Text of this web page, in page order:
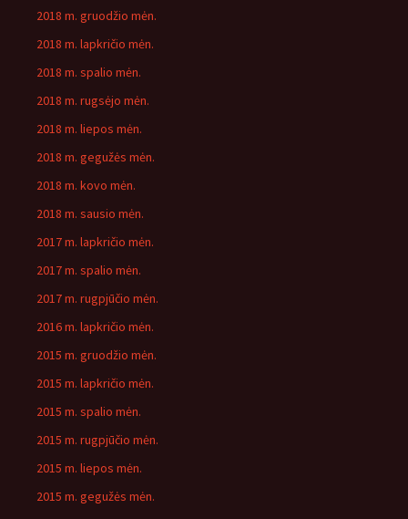
2018 m. gruodžio mėn.
2018 m. lapkričio mėn.
2018 m. spalio mėn.
2018 m. rugsėjo mėn.
2018 m. liepos mėn.
2018 m. gegužės mėn.
2018 m. kovo mėn.
2018 m. sausio mėn.
2017 m. lapkričio mėn.
2017 m. spalio mėn.
2017 m. rugpjūčio mėn.
2016 m. lapkričio mėn.
2015 m. gruodžio mėn.
2015 m. lapkričio mėn.
2015 m. spalio mėn.
2015 m. rugpjūčio mėn.
2015 m. liepos mėn.
2015 m. gegužės mėn.